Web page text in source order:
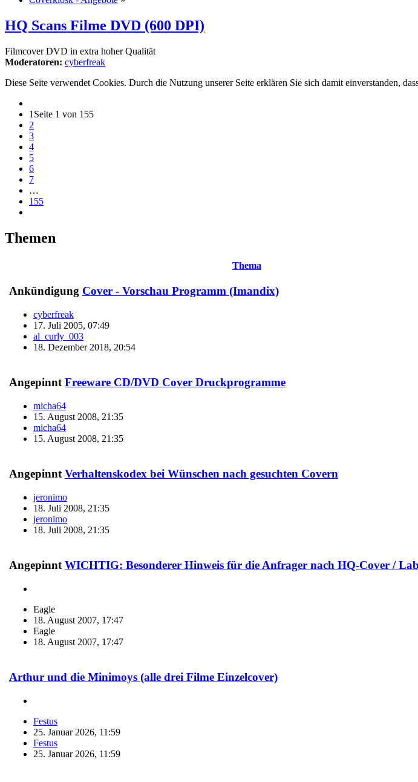
HQ Scans Filme DVD (600 DPI)
Filmcover DVD in extra hoher Qualität
Moderatoren: cyberfreak
Diese Seite verwendet Cookies. Durch die Nutzung unserer Seite erklären Sie sich damit einverstanden,
1 Seite 1 von 155
2
3
4
5
6
7
…
155
Themen
Thema
Ankündigung Cover - Vorschau Programm (Imandix)
cyberfreak
17. Juli 2005, 07:49
al_curly_003
18. Dezember 2018, 20:54
Angepinnt Freeware CD/DVD Cover Druckprogramme
micha64
15. August 2008, 21:35
micha64
15. August 2008, 21:35
Angepinnt Verhaltenskodex bei Wünschen nach gesuchten Covern
jeronimo
18. Juli 2008, 21:35
jeronimo
18. Juli 2008, 21:35
Angepinnt WICHTIG: Besonderer Hinweis für die Anfrager nach HQ-Cover /
Eagle
18. August 2007, 17:47
Eagle
18. August 2007, 17:47
Arthur und die Minimoys (alle drei Filme Einzelcover)
Festus
25. Januar 2026, 11:59
Festus
25. Januar 2026, 11:59